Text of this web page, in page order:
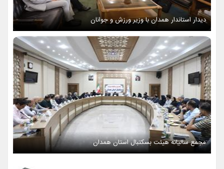
دیدار استاندار همدان با وزیر ورزش و جوانان
مجمع سالیانه هیئت بسکتبال استان همدان